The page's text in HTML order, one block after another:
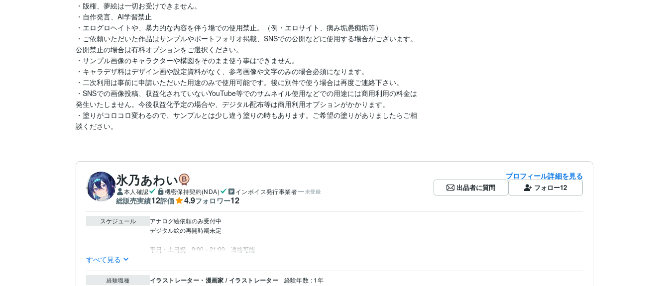
・版権、夢絵は一切お受けできません。
・自作発言、AI学習禁止
・エログロヘイトや、暴力的な内容を伴う場での使用禁止。（例・エロサイト、病み垢愚痴垢等）
・ご依頼いただいた作品はサンプルやポートフォリオ掲載、SNSでの公開などに使用する場合がございます。
公開禁止の場合は有料オプションをご選択ください。
・サンプル画像のキャラクターや構図をそのまま使う事はできません。
・キャラデザ料はデザイン画や設定資料がなく、参考画像や文字のみの場合必須になります。
・二次利用は事前に申請いただいた用途のみで使用可能です。後に別件で使う場合は再度ご連絡下さい。
・SNSでの画像投稿、収益化されていないYouTube等でのサムネイル使用などでの用途には商用利用の料金は
発生いたしません。今後収益化予定の場合や、デジタル配布等は商用利用オプションがかかります。
・塗りがコロコロ変わるので、サンプルとは少し違う塗りの時もあります。ご希望の塗りがありましたらご相
談ください。
氷乃あわい
本人確認 機密保持契約(NDA) インボイス発行事業者 未登録
総販売実績12評価 4.9フォロワー12
プロフィール詳細を見る
出品者に質問 フォロー12
スケジュール
アナログ絵依頼のみ受付中
デジタル絵の再開時期未定
平日・土日祝　9:00～21:00　連絡可能
すべて見る
経験職種 イラストレーター・漫画家 / イラストレーター 経験年数 : 1年